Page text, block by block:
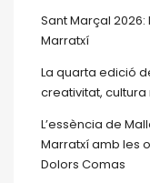
Sant Marçal
Marratxí
La quarta edició
creativitat,
L’essència de
Marratxí amb les
Dolors Comas